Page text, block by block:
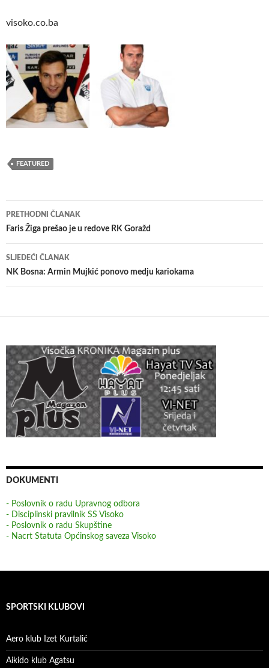
visoko.co.ba
FEATURED
Navigacija
članaka
PRETHODNI ČLANAK
Faris Žiga prešao je u redove RK Goražd
SLJEDEĆI ČLANAK
NK Bosna: Armin Mujkić ponovo medju kariokama
DOKUMENTI
- Poslovnik o radu Upravnog odbora
- Disciplinski pravilnik SS Visoko
- Poslovnik o radu Skupštine
- Nacrt Statuta Općinskog saveza Visoko
SPORTSKI KLUBOVI
Aero klub Izet Kurtalić
Aikido klub Agatsu